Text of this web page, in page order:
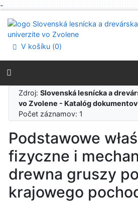
-
Prejsť na menu
Prehlásenie o webovej prístupnosti
V košíku (0)
Zdroj:Slovenská lesnícka a
vo Zvolene - Katalóg dokumentov
Počet záznamov: 1
Podstawowe
fizyczne i
drewna gruszy
krajowego